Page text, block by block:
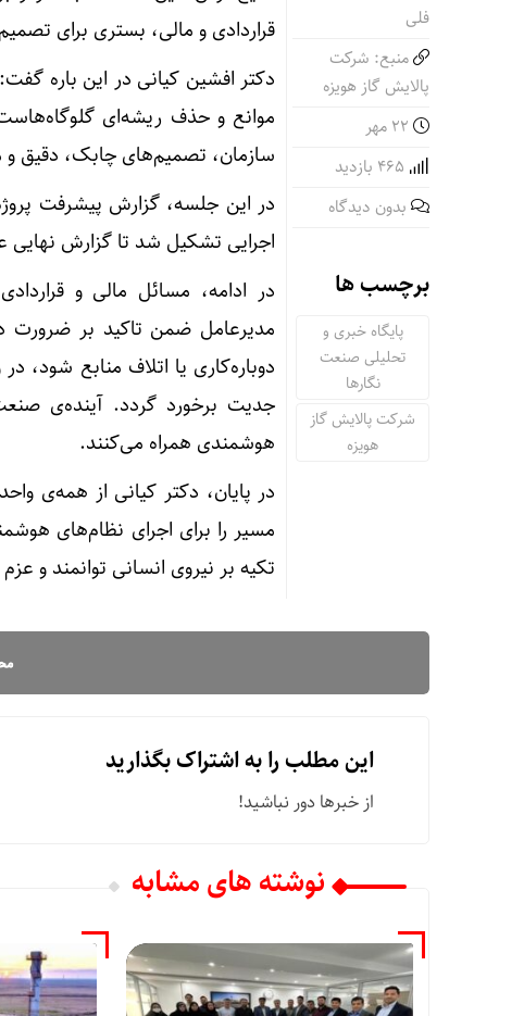
فلی
منبع: شرکت
پالایش گاز هویزه
بدون دیدگاه
برچسب ها
پایگاه خبری و
تحلیلی صنعت
نگارها
شرکت پالایش گاز
هویزه
قراردادی و مالی، بستری برای
دکتر افشین کیانی در این باره
موانع و حذف ریشه‌ای
سازمان، تصمیم‌های چابک، دقیق و
در این جلسه، گزارش پیشرفت
اجرایی تشکیل شد تا گزارش نهایی
در ادامه، مسائل مالی و
مدیرعامل ضمن تاکید بر ضرورت
دوباره‌کاری یا اتلاف منابع شود،
جدیت برخورد گردد. آینده‌ی
هوشمندی همراه می‌کنند.
در پایان، دکتر کیانی از همه‌ی
مسیر را برای اجرای نظام‌های
تکیه بر نیروی انسانی توانمند و
این مطلب را به اشتراک بگذارید
از خبرها دور نباشید!
نوشته های مشابه